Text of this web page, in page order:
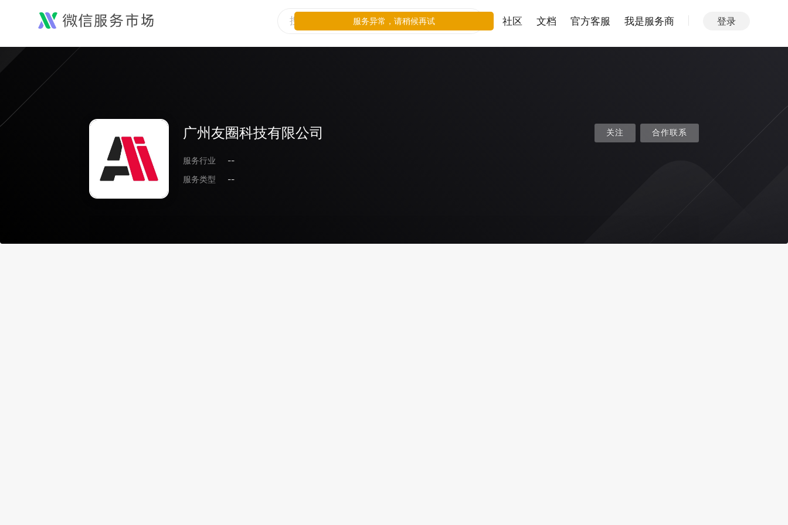
社区 文档 官方客服 我是服务商 登录
广州友圈科技有限公司
服务行业
--
服务类型
--
关注 合作联系
服务异常，请稍候再试